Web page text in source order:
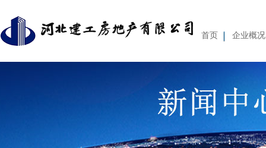
首页
企业概况
企业基本情况